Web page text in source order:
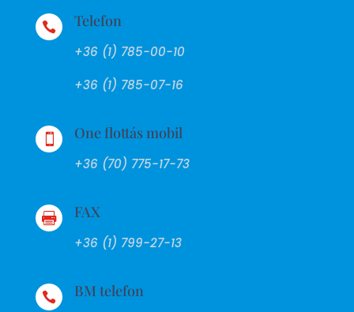
 Telefon
+36 (1) 785-00-10
+36 (1) 785-07-16
 One flottás mobil
+36 (70) 775-17-73
 FAX
+36 (1) 799-27-13
 BM telefon